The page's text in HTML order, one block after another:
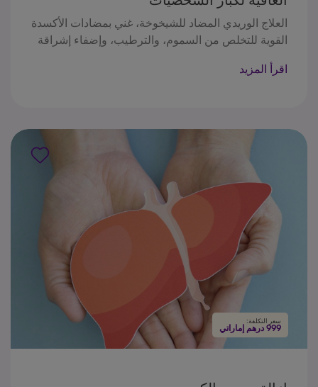
العلاج الوريدي المضاد للشيخوخة، غني بمضادات الأكسدة
القوية للتخلص من السموم، والترطيب، وإضفاء إشراقة
بل يدعم أيضًا الصحة العامة من خلال تجديد المغذيات
اقرأ المزيد
سعر التكلفة:
999 درهم إماراتي